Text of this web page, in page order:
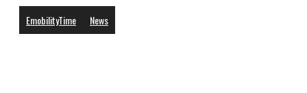
EmobilityTime News